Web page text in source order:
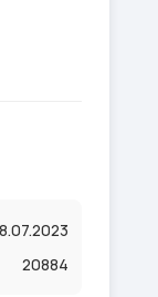
20884